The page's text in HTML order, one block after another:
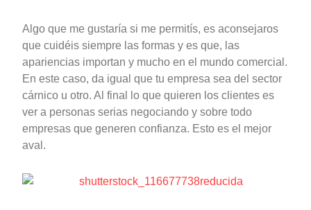
Algo que me gustaría si me permitís, es aconsejaros
que cuidéis siempre las formas y es que, las
apariencias importan y mucho en el mundo comercial.
En este caso, da igual que tu empresa sea del sector
cárnico u otro. Al final lo que quieren los clientes es
ver a personas serias negociando y sobre todo
empresas que generen confianza. Esto es el mejor
aval.